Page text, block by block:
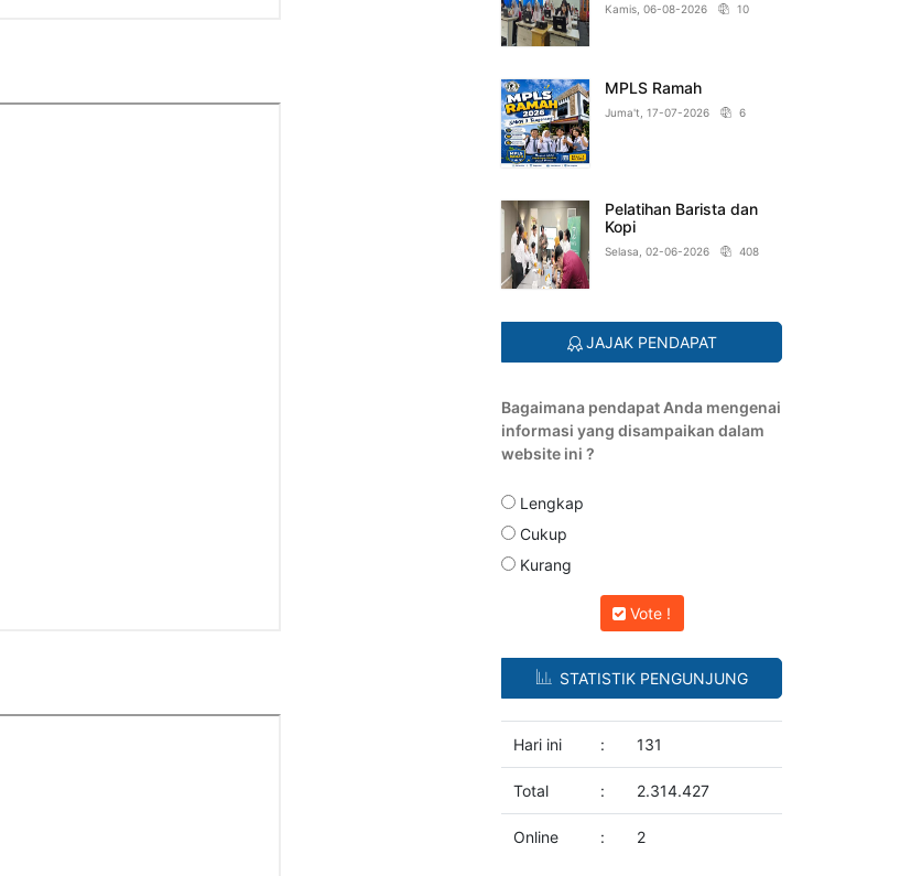
Kamis, 06-08-2026 10
MPLS Ramah
Juma't, 17-07-2026 6
Pelatihan Barista dan
Kopi
Selasa, 02-06-2026 408
JAJAK PENDAPAT
Bagaimana pendapat Anda mengenai
informasi yang disampaikan dalam
website ini ?
Lengkap
Cukup
Kurang
Vote !
STATISTIK PENGUNJUNG
Hari ini : 131
Total : 2.314.427
Online : 2